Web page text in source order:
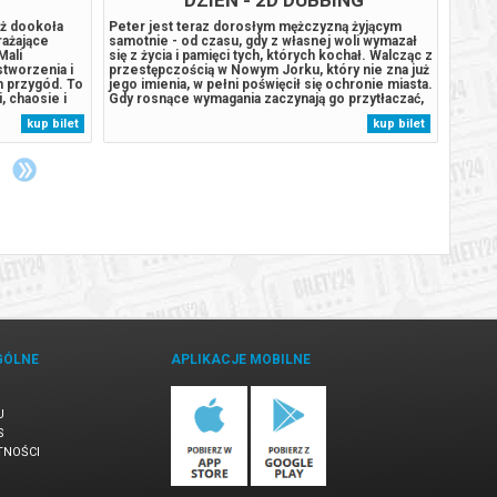
dookoła
i
przygód. To
chaosie i
pokonać
kup bilet
Peter jest teraz dorosłym mężczyzną żyjącym
samotnie - od czasu, gdy z własnej woli wymazał
się z życia i pamięci tych, których kochał. Walcząc z
przestępczością w Nowym Jorku, który nie zna już
jego imienia, w pełni poświęcił się ochronie miasta.
Gdy rosnące wymagania zaczynają go przytłaczać,
presja wywołuje zaskakującą fizyczną przemianę,
która zagraża jego istnieniu, podczas gdy nowy,
niepokojący...
kup bilet
APLIKACJE MOBILNE